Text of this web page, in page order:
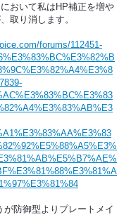
おいて私はHP補正を増や
取り消します。
forums/112451-
が防御型よりプレートメイ